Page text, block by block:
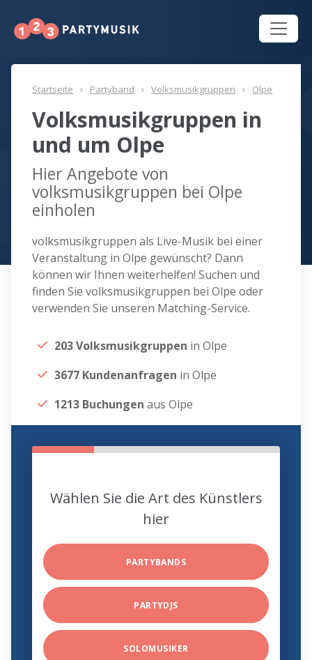
Startseite Partyband Volksmusikgruppen Olpe
Volksmusikgruppen in
und um Olpe
Hier Angebote von
volksmusikgruppen bei Olpe
einholen
volksmusikgruppen als Live-Musik bei einer
Veranstaltung in Olpe gewünscht? Dann
können wir Ihnen weiterhelfen! Suchen und
finden Sie volksmusikgruppen bei Olpe oder
verwenden Sie unseren Matching-Service.
203 Volksmusikgruppen in Olpe
3677 Kundenanfragen in Olpe
1213 Buchungen aus Olpe
Wählen Sie die Art des Künstlers
hier
PARTYBANDS
PARTYDJS
SOLOMUSIKER